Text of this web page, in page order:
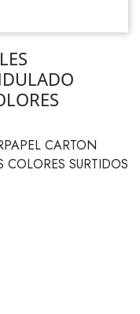
CARTON
SURTIDOS